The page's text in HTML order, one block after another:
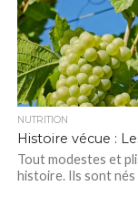
NUTRITION
Histoire vécue :
Tout modestes et
histoire. Ils sont nés